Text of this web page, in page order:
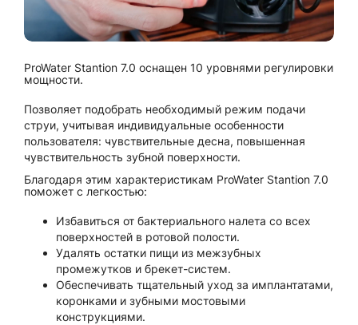
ProWater Stantion 7.0 оснащен 10 уровнями регулировки
мощности.
Позволяет подобрать необходимый режим подачи
струи, учитывая индивидуальные особенности
пользователя: чувствительные десна, повышенная
чувствительность зубной поверхности.
Благодаря этим характеристикам ProWater Stantion 7.0
поможет с легкостью:
Избавиться от бактериального налета со всех
поверхностей в ротовой полости.
Удалять остатки пищи из межзубных
промежутков и брекет-систем.
Обеспечивать тщательный уход за имплантатами,
коронками и зубными мостовыми
конструкциями.